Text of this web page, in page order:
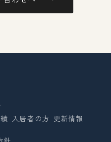
入居者の方 更新情報